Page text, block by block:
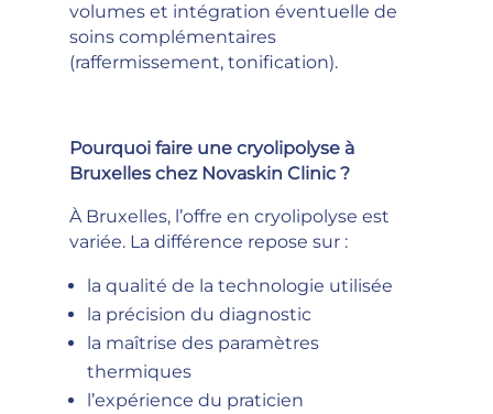
volumes et intégration éventuelle de
soins complémentaires
(raffermissement, tonification).
Pourquoi faire une cryolipolyse à
Bruxelles chez Novaskin Clinic ?
À Bruxelles, l’offre en cryolipolyse est
variée. La différence repose sur :
la qualité de la technologie utilisée
la précision du diagnostic
la maîtrise des paramètres
thermiques
l’expérience du praticien